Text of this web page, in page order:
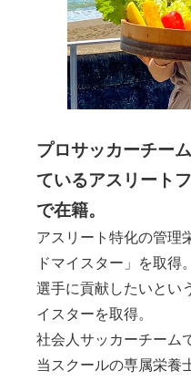
プロサッカーチー
ているアスリート
で在籍。
アスリート特化の管理
ドマイスター」を取得
選手に貢献したいとい
イスターを取得。
社会人サッカーチーム
当スクールの専属栄養